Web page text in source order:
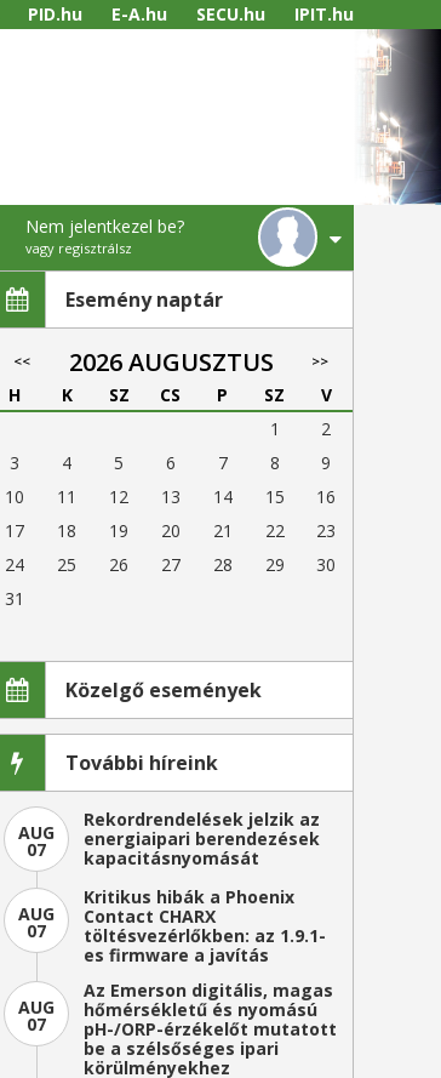
PID.hu E-A.hu SECU.hu IPIT.hu
Nem jelentkezel be?
vagy regisztrálsz
Esemény naptár
<< 2026 AUGUSZTUS >>
H K SZ CS P SZ
V
1
2
3
4 5 6 7 8
9
10
11 12 13 14 15
16
17
18 19 20 21 22
23
24
25 26 27 28 29
30
31
Közelgő események
További híreink
AUG
07
Rekordrendelések jelzik az
energiaipari berendezések
kapacitásnyomását
AUG
07
Kritikus hibák a Phoenix
Contact CHARX
töltésvezérlőkben: az 1.9.1-
es firmware a javítás
AUG
07
Az Emerson digitális, magas
hőmérsékletű és nyomású
pH-/ORP-érzékelőt mutatott
be a szélsőséges ipari
körülményekhez